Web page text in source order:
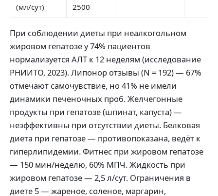
(мл/сут)
2500
При соблюдении диеты при неалкогольном
жировом гепатозе у 74% пациентов
нормализуется АЛТ к 12 неделям (исследование
РНИИТО, 2023). Липонор отзывы (N = 192) — 67%
отмечают самочувствие, но 41% не имели
динамики печеночных проб. Желчегонные
продукты при гепатозе (шпинат, капуста) —
неэффективны при отсутствии диеты. Белковая
диета при гепатозе — противопоказана, ведёт к
гиперлипидемии. Фитнес при жировом гепатозе
— 150 мин/неделю, 60% МПЧ. Жидкость при
жировом гепатозе — 2,5 л/сут. Ограничения в
диете 5 — жареное, соленое, маргарин,